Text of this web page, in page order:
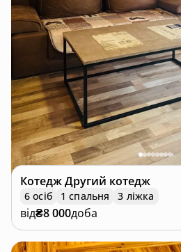
КотеджДругий котедж
6 осіб 1 спальня 3 ліжка
від₴8 000доба